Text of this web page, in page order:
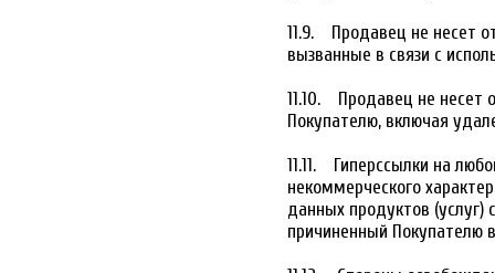
11.9. Продавец не несет
вызванные в связи с
11.10. Продавец не несет
Покупателю, включая
11.11. Гиперссылки на
некоммерческого
данных продуктов (услуг)
причиненный Покупателю